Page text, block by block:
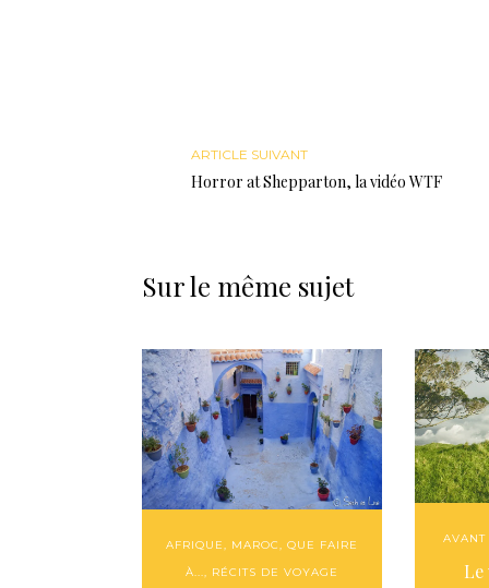
ARTICLE SUIVANT
Horror at Shepparton, la vidéo WTF
Sur le même sujet
AFRIQUE, MAROC, QUE FAIRE
À..., RÉCITS DE VOYAGE Le